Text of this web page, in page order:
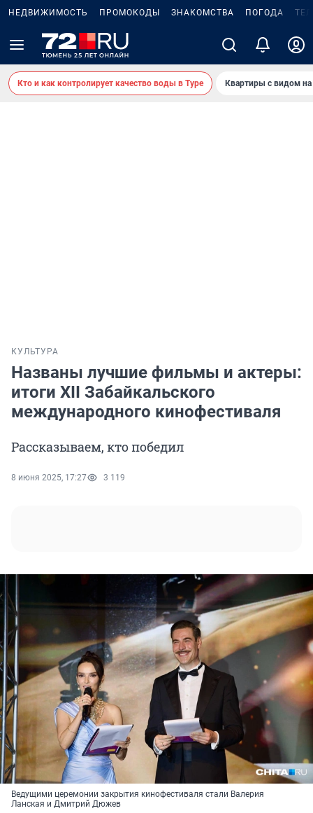
НЕДВИЖИМОСТЬ ПРОМОКОДЫ ЗНАКОМСТВА ПОГОДА
Кто и как контролирует качество воды в Туре Квартиры с видом на
КУЛЬТУРА
Названы лучшие фильмы и актеры:
итоги XII Забайкальского
международного кинофестиваля
Рассказываем, кто победил
8 июня 2025, 17:27 3 119
Ведущими церемонии закрытия кинофестиваля стали Валерия
Ланская и Дмитрий Дюжев